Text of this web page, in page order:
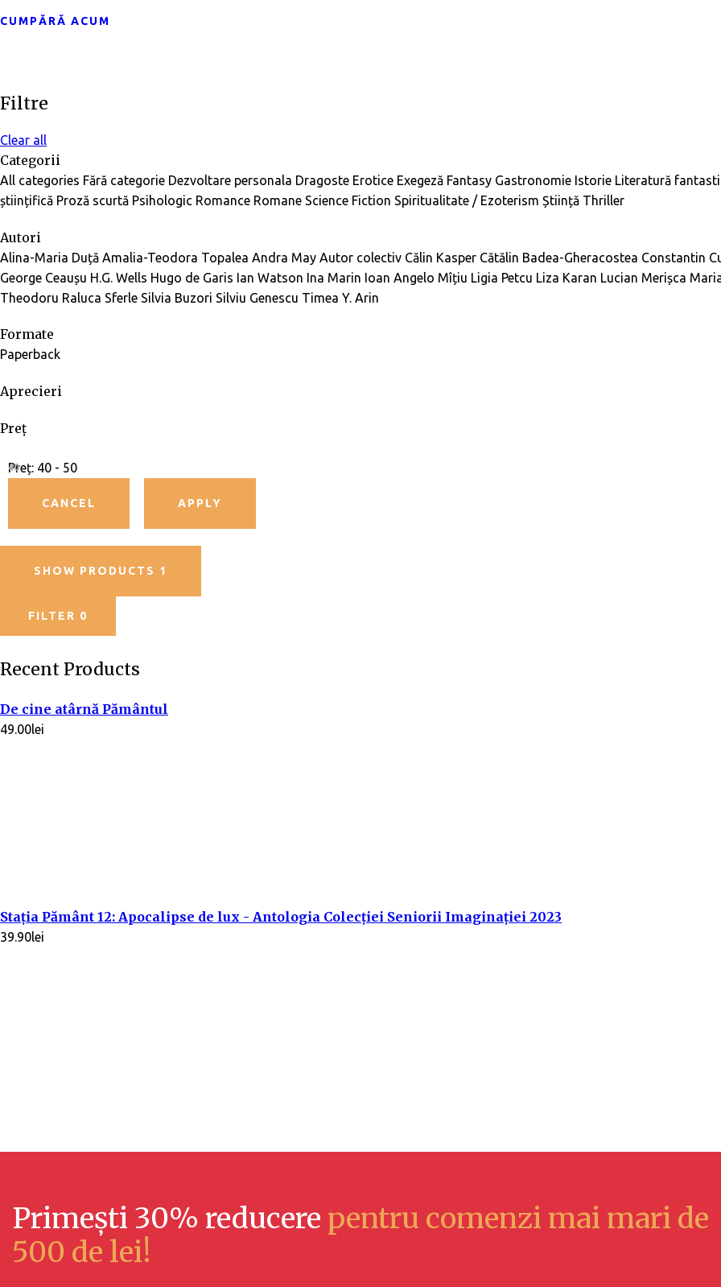
CUMPĂRĂ ACUM
Filtre
Clear all
Categorii
All categories Fără categorie Dezvoltare personala Dragoste Erotice Exegeză Fantasy Gastronomie Istorie Literatură
științifică Proză scurtă Psihologic Romance Romane Science Fiction Spiritualitate / Ezoterism Știință Thriller
Autori
Alina-Maria Duță Amalia-Teodora Topalea Andra May Autor colectiv Călin Kasper Cătălin Badea-Gheracostea Constantin
George Ceaușu H.G. Wells Hugo de Garis Ian Watson Ina Marin Ioan Angelo Mîțiu Ligia Petcu Liza Karan Lucian Merișca
Theodoru Raluca Sferle Silvia Buzori Silviu Genescu Timea Y. Arin
Formate
Paperback
Aprecieri
Preț
40
Preț: 40 - 50
SHOW PRODUCTS 1
FILTER 0
Recent Products
De cine atârnă Pământul
49.00lei
Stația Pământ 12: Apocalipse de lux - Antologia Colecției Seniorii Imaginației 2023
39.90lei
Primești 30% reducere pentru comenzi mai mari de
500 de lei!